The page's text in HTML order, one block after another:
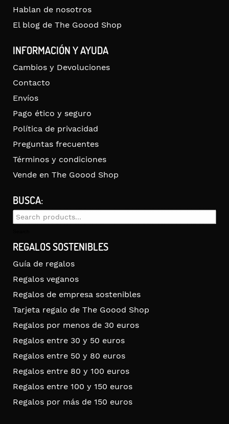
Hablan de nosotros
El blog de The Goood Shop
INFORMACIÓN Y AYUDA
Cambios y Devoluciones
Contacto
Envíos
Pago ético y seguro
Política de privacidad
Preguntas frecuentes
Términos y condiciones
Vende en The Goood Shop
BUSCA:
Search
REGALOS SOSTENIBLES
Guía de regalos
Regalos veganos
Regalos de empresa sostenibles
Tarjeta regalo de The Goood Shop
Regalos por menos de 30 euros
Regalos entre 30 y 50 euros
Regalos entre 50 y 80 euros
Regalos entre 80 y 100 euros
Regalos entre 100 y 150 euros
Regalos por más de 150 euros